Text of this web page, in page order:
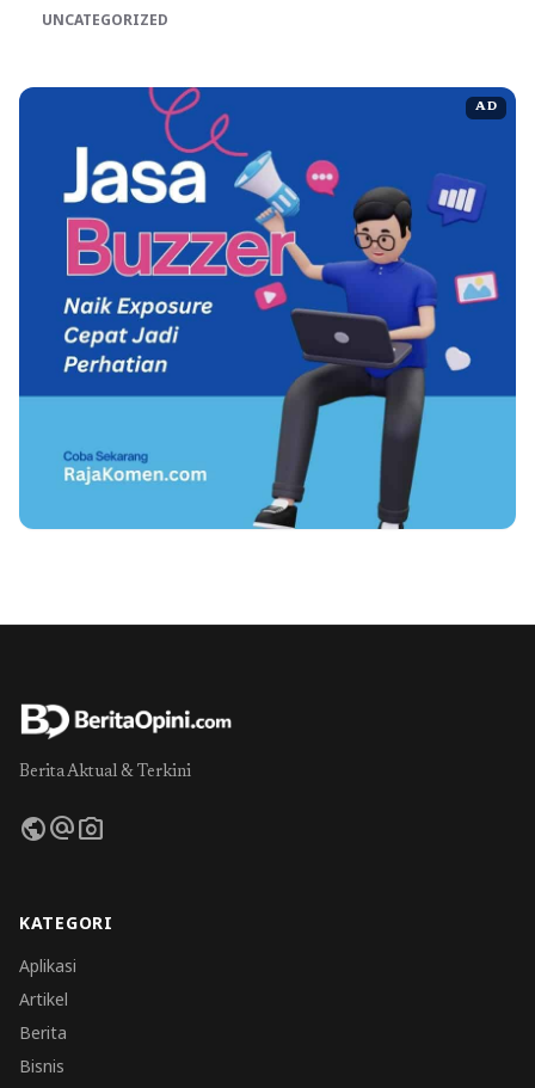
UNCATEGORIZED
AD
Berita Aktual & Terkini
publicalternate_emailphoto_camera
KATEGORI
Aplikasi
Artikel
Berita
Bisnis